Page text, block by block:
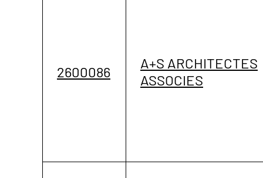
2600086
A+S ARCHITECTES
ASSOCIES